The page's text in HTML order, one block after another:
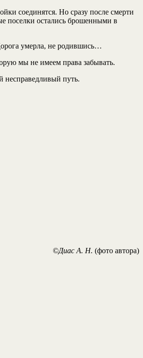
соединятся. Но сразу после смерти
поселки остались брошенными в
умерла, не родившись…
мы не имеем права забывать.
несправедливый путь.
©Диас А. Н. (фото автора)